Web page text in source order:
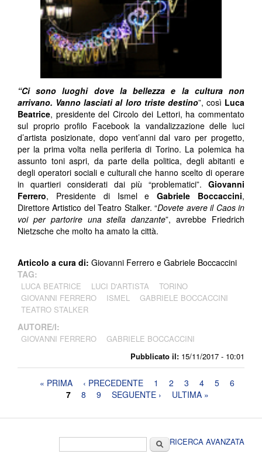
Pubblicato il: 15/11/2017 - 10:01
“Ci sono luoghi dove la bellezza e la cultura non
arrivano. Vanno lasciati al loro triste destino”, così Luca
Beatrice, presidente del Circolo dei Lettori, ha commentato
sul proprio profilo Facebook la vandalizzazione delle luci
d’artista posizionate, dopo vent’anni dal varo per progetto,
per la prima volta nella periferia di Torino. La polemica ha
assunto toni aspri, da parte della politica, degli abitanti e
degli operatori sociali e culturali che hanno scelto di operare
in quartieri considerati dai più “problematici”. Giovanni
Ferrero, Presidente di Ismel eGabriele Boccaccini,
Direttore Artistico del Teatro Stalker. “Dovete avere il Caos in
voi per partorire una stella danzante”, avrebbe Friedrich
Nietzsche che molto ha amato la città.
Articolo a cura di: Giovanni Ferrero e Gabriele Boccaccini
TAG:
LUCA BEATRICE LUCI D'ARTISTA
TORINO
GIOVANNI FERRERO
ISMEL
GABRIELE BOCCACCINI
TEATRO STALKER
AUTORE/I:
GIOVANNI FERRERO GABRIELE BOCCACCINI
Pagine« PRIMA ‹ PRECEDENTE 1 2 3 4 5
6
7
8 9 SEGUENTE › ULTIMA »
CercaRICERCA AVANZATA